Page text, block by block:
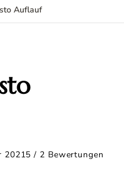
Auflauf
20215 / 2 Bewertungen